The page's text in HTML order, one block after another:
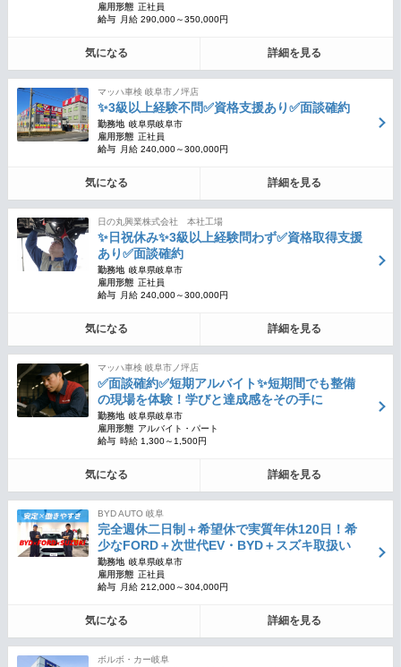
雇用形態 正社員
給与
月給 290,000～350,000円
気になる 詳細を見る
マッハ車検 岐阜市ノ坪店
✨3級以上経験不問✅資格支援あり✅面談確約
勤務地 岐阜県岐阜市
雇用形態 正社員
給与
月給 240,000～300,000円
気になる 詳細を見る
日の丸興業株式会社 本社工場
✨日祝休み✨3級以上経験問わず✅資格取得支援
あり✅面談確約
勤務地 岐阜県岐阜市
雇用形態 正社員
給与
月給 240,000～300,000円
気になる 詳細を見る
マッハ車検 岐阜市ノ坪店
✅面談確約✅短期アルバイト✨短期間でも整備
の現場を体験！学びと達成感をその手に
勤務地 岐阜県岐阜市
雇用形態 アルバイト・パート
給与 時給 1,300～1,500円
気になる 詳細を見る
BYD AUTO 岐阜
完全週休二日制＋希望休で実質年休120日！希
少なFORD＋次世代EV・BYD＋スズキ取扱い
勤務地 岐阜県岐阜市
雇用形態 正社員
給与
月給 212,000～304,000円
気になる 詳細を見る
ボルボ・カー岐阜